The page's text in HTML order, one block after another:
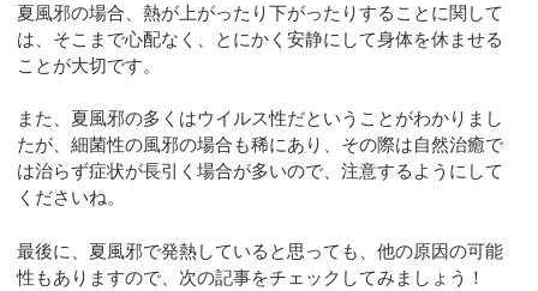
夏風邪の場合、熱が上がったり下がったりすることに関して
は、そこまで心配なく、とにかく安静にして身体を休ませる
ことが大切です。
また、夏風邪の多くはウイルス性だということがわかりまし
たが、細菌性の風邪の場合も稀にあり、その際は自然治癒で
は治らず症状が長引く場合が多いので、注意するようにして
くださいね。
最後に、夏風邪で発熱していると思っても、他の原因の可能
性もありますので、次の記事をチェックしてみましょう！